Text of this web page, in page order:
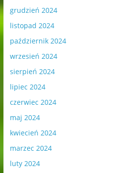
grudzień 2024
listopad 2024
październik 2024
wrzesień 2024
sierpień 2024
lipiec 2024
czerwiec 2024
maj 2024
kwiecień 2024
marzec 2024
luty 2024